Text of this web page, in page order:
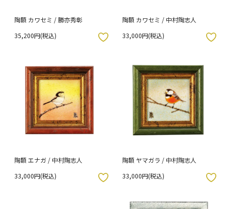
陶額 カワセミ / 勝亦秀彰
35,200円(税込)
陶額 カワセミ / 中村陶志人
33,000円(税込)
お気に入りボタン
陶額 エナガ / 中村陶志人
33,000円(税込)
陶額 ヤマガラ / 中村陶志人
33,000円(税込)
お気に入りボタン